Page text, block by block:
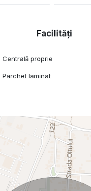
Facilități
Centrală proprie
Parchet laminat